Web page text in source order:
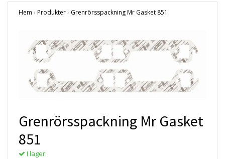
Hem › Produkter› Grenrörsspackning Mr Gasket 851
Grenrörsspackning Mr Gasket
851
I lager.